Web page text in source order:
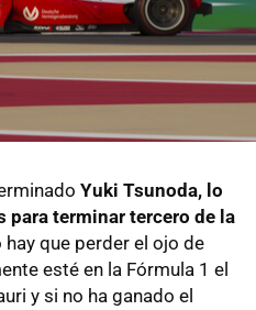
Yuki Tsunoda, lo
para terminar tercero de la
que perder el ojo de
esté en la Fórmula 1 el
y si no ha ganado el